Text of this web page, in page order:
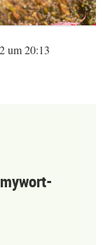
um 20:13